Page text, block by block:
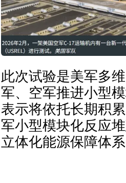
此次试验是美军多
军、空军推进小型
表示将依托长期积
军小型模块化反应
立体化能源保障体系